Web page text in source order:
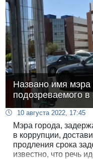
Названо имя мэра
подозреваемого в
10 августа 2022, 17:45
Мэра города,
в коррупции,
продления срока
известно, что речь